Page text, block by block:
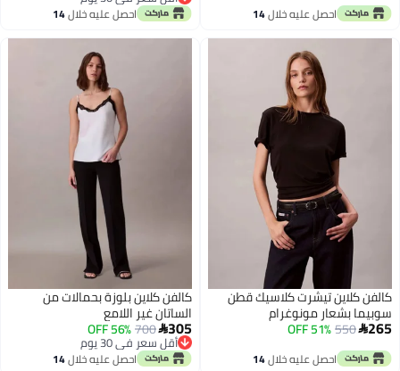
احصل عليه خلال14 أقل سعر في 30 يوماحصل عليه خلال14
كالفن كلاين تيشرت كلاسيك قطن
سوبيما بشعار مونوغرام
265
550
51% OFF
احصل عليه خلال14
كالفن كلاين بلوزة بحمالات من
الساتان غير اللامع
305
700
56% OFF
أقل سعر في 30 يوم
أقل سعر في 30 يوماحصل عليه خلال14